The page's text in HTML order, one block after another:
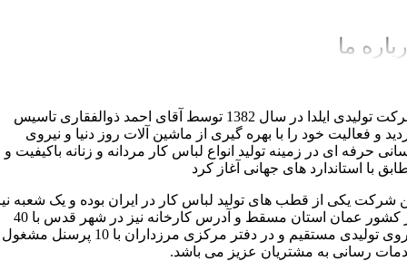
ما
شرکت تولیدی ایلدا در سال 1382 توسط آقای احمد ذوالفقاری تاسیس
و فعالیت خود را با بهره گیری از ماشین آلات روز دنیا و نیروی
حرفه ای در زمینه تولید انواع لباس کار مردانه و زنانه باکیفیت و
با استاندارد های جهانی آغاز کرد
شرکت یکی از قطب های تولید لباس کار در ایران بوده و یک شعبه
در کشور عمان استان مسقط و آدرس کارخانه نیز در شهر قدس با 40
نیروی تولیدی مستقیم و در دفتر مرکزی مرزداران با 10 پرسنل مشغول
رسانی به مشتریان عزیز می باشد.